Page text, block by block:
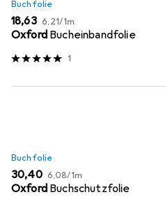
Buchfolie
EUR
18,63 EUR
6,21/1m
Oxford Bucheinbandfolie
1
Buchfolie
EUR
30,40 EUR
6,08/1m
Oxford Buchschutzfolie